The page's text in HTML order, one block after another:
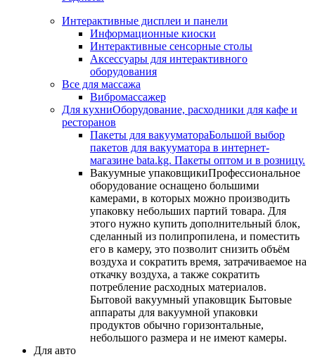
Интерактивные дисплеи и панели
Информационные киоски
Интерактивные сенсорные столы
Аксессуары для интерактивного
оборудования
Все для массажа
Вибромассажер
Для кухниОборудование, расходники для кафе и
ресторанов
Пакеты для вакууматораБольшой выбор
пакетов для вакууматора в интернет-
магазине bata.kg. Пакеты оптом и в розницу.
Вакуумные упаковщикиПрофессиональное
оборудование оснащено большими
камерами, в которых можно производить
упаковку небольших партий товара. Для
этого нужно купить дополнительный блок,
сделанный из полипропилена, и поместить
его в камеру, это позволит снизить объём
воздуха и сократить время, затрачиваемое на
откачку воздуха, а также сократить
потребление расходных материалов.
Бытовой вакуумный упаковщик Бытовые
аппараты для вакуумной упаковки
продуктов обычно горизонтальные,
небольшого размера и не имеют камеры.
Для авто